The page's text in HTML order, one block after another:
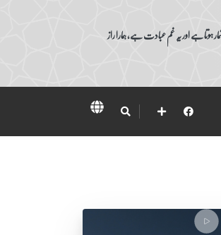
ہوتا ہے اور یہ غم عبادت ہے، ہمارا راز